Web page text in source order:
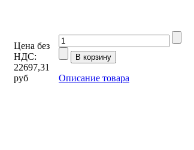
Цена без
НДС:
22697,31
руб
Описание товара